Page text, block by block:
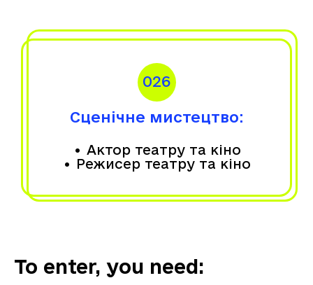
026
Сценічне мистецтво:
• Актор театру та кіно
• Режисер театру та кіно
To enter, you need: